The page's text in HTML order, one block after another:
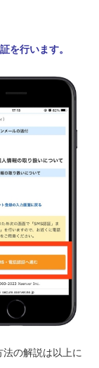
を行います。
の解説は以上に